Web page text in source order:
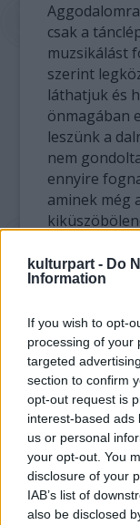
kulturpart - Do
Information
If you wish to opt-
processing of your
targeted
section to confirm
opt-out request is
interest-based ads
us or personal
your opt-out. You
disclosure of your
IAB’s list of
also be disclosed
csak a
muzsikálást
szerint
láthatjuk és
önmagában
leszünk a
nem
ennyire
aminek még
népe kiért is
tartanunk,
énekesek
zene ennél
társadalma
hiszen
sem értett.
dolgok. Egy
dallamok, és
sztárrá